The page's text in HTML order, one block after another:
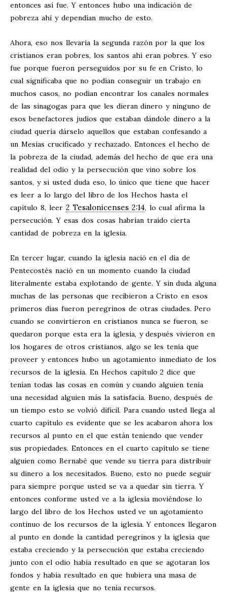
entonces así fue. Y entonces hubo una indicación de
pobreza ahí y dependían mucho de esto.
Ahora, eso nos llevaría la segunda razón por la que los
cristianos eran pobres, los santos ahí eran pobres. Y eso
fue porque fueron perseguidos por su fe en Cristo, lo
cual significaba que no podían conseguir un trabajo en
muchos casos, no podían encontrar los canales normales
de las sinagogas para que les dieran dinero y ninguno de
esos benefactores judíos que estaban dándole dinero a la
ciudad quería dárselo aquellos que estaban confesando a
un Mesías crucificado y rechazado. Entonces el hecho de
la pobreza de la ciudad, además del hecho de que era una
realidad del odio y la persecución que vino sobre los
santos, y si usted duda eso, lo único que tiene que hacer
es leer a lo largo del libro de los Hechos hasta el
capítulo 8, leer 2 Tesalonicenses 2:14, lo cual afirma la
persecución. Y esas dos cosas habrían traído cierta
cantidad de pobreza en la iglesia.
En tercer lugar, cuando la iglesia nació en el día de
Pentecostés nació en un momento cuando la ciudad
literalmente estaba explotando de gente. Y sin duda alguna
muchas de las personas que recibieron a Cristo en esos
primeros días fueron peregrinos de otras ciudades. Pero
cuando se convirtieron en cristianos nunca se fueron, se
quedaron porque esta era la iglesia, y después vivieron en
los hogares de otros cristianos, algo se les tenía que
proveer y entonces hubo un agotamiento inmediato de los
recursos de la iglesia. En Hechos capítulo 2 dice que
tenían todas las cosas en común y cuando alguien tenía
una necesidad alguien más la satisfacía. Bueno, después de
un tiempo esto se volvió difícil. Para cuando usted llega al
cuarto capítulo es evidente que se les acabaron ahora los
recursos al punto en el que están teniendo que vender
sus propiedades. Entonces en el cuarto capítulo se tiene
alguien como Bernabé que vende su tierra para distribuir
su dinero a los necesitados. Bueno, esto no puede seguir
para siempre porque usted se va a quedar sin tierra. Y
entonces conforme usted ve a la iglesia moviéndose lo
largo del libro de los Hechos usted ve un agotamiento
continuo de los recursos de la iglesia. Y entonces llegaron
al punto en donde la cantidad peregrinos y la iglesia que
estaba creciendo y la persecución que estaba creciendo
junto con el odio había resultado en que se agotaran los
fondos y había resultado en que hubiera una masa de
gente en la iglesia que no tenía recursos.